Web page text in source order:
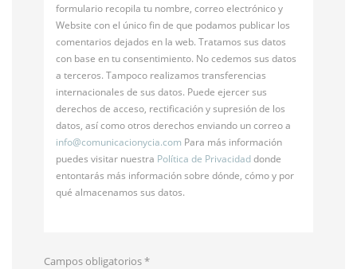
formulario recopila tu nombre, correo electrónico y
Website con el único fin de que podamos publicar los
comentarios dejados en la web. Tratamos sus datos
con base en tu consentimiento. No cedemos sus datos
a terceros. Tampoco realizamos transferencias
internacionales de sus datos. Puede ejercer sus
derechos de acceso, rectificación y supresión de los
datos, así como otros derechos enviando un correo a
info@comunicacionycia.com Para más información
puedes visitar nuestra Política de Privacidaddonde
entontarás más información sobre dónde, cómo y por
qué almacenamos sus datos.
Campos obligatorios*